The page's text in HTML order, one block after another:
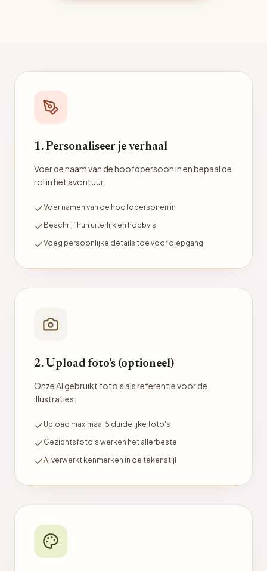
1. Personaliseer je verhaal
Voer de naam van de hoofdpersoon in en bepaal de
rol in het avontuur.
Voer namen van de hoofdpersonen in
Beschrijf hun uiterlijk en hobby's
Voeg persoonlijke details toe voor diepgang
2. Upload foto's (optioneel)
Onze AI gebruikt foto's als referentie voor de
illustraties.
Upload maximaal 5 duidelijke foto's
Gezichtsfoto's werken het allerbeste
AI verwerkt kenmerken in de tekenstijl